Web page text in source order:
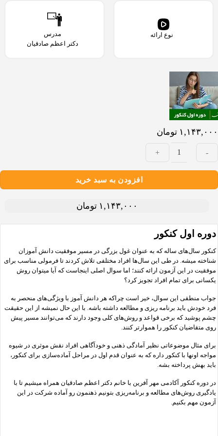
نوع ارائه
مدرس
دکتر اعظم صادقیان
۱,۱۴۳,۰۰۰ تومان
دوره
اول
افزودن به سبد خرید
۱,۱۴۳,۰۰۰ تومان
دوره اول کنکور
کنکور سال‌های ساله که به عنوان غول بزرگی در مسیر موفقیت دانش آموزان
شناخته میشه. در طی این سال‌ها افراد مختلفی تلاش کردند تا فرمولی مناسب برای
موفقیت در این آزمون ارائه کنند؛ اما سوال اصلی اینجاست که آیا میتوان روش
یکسانی برای تمام افراد تجویز کرد؟
جواب منطقی این سوال، خیر است چراکه هر دانش آموز با ویژگی‌های منحصر به
فرد خودش باید برنامه ریزی و مطالعه داشته باشه. با این حال نمیشه از این حقیقت
چشم پوشید که برخی قواعد و روش‌های کلی وجود دارند که می‌توانند مسیر پیش
روی متقاضیان کنکور را هموارتر کنند.
برای مثال موضوعاتی نظیر آمادگی ذهنی و خودآگاهی افراد نقش موثری در شیوه
مواجه اونها با کنکور داره که به عنوان قدم اول در مراحل آماده‌سازی برای کنکور،
باید بهش پرداخته بشه.
در دوره کنکور آکادمی مهر آفرین با خانم دکتر اعظم صادقیان همراه میشیم تا با
یادگیری روش‌های مطالعه و برنامه‌ریزی بتونیم ذهنمون رو آماده شرکت در این
آزمون مهم بکنیم.